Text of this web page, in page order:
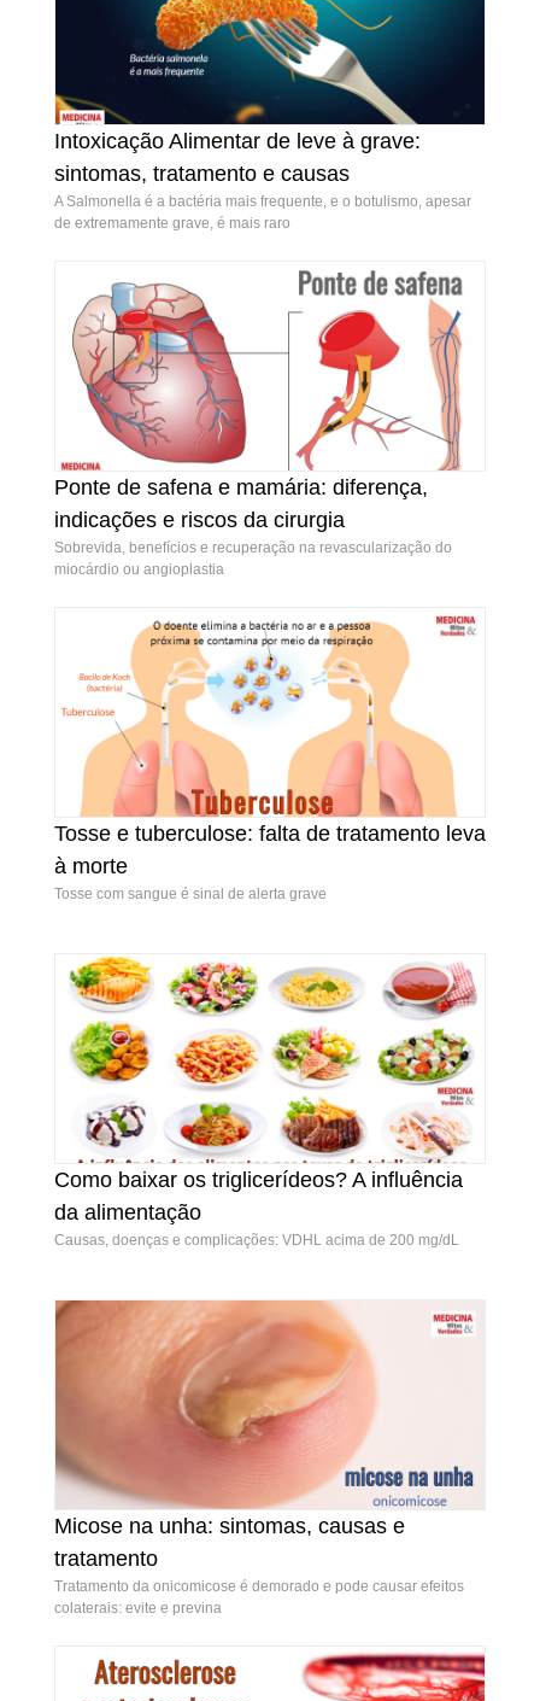
Intoxicação Alimentar de leve à grave:
sintomas, tratamento e causas
Intoxicação Alimentar de leve à grave:
sintomas, tratamento e causas
A Salmonella é a bactéria mais frequente, e o botulismo, apesar
de extremamente grave, é mais raro
Ponte de safena e mamária: diferença,
indicações e riscos da cirurgia
Ponte de safena e mamária: diferença,
indicações e riscos da cirurgia
Sobrevida, benefícios e recuperação na revascularização do
miocárdio ou angioplastia
Tosse e tuberculose: falta de tratamento leva à
morte
Tosse e tuberculose: falta de tratamento leva
à morte
Tosse com sangue é sinal de alerta grave
Como baixar os triglicerídeos? A influência da
alimentação
Como baixar os triglicerídeos? A influência
da alimentação
Causas, doenças e complicações: VDHL acima de 200 mg/dL
Micose na unha: sintomas, causas e
tratamento
Micose na unha: sintomas, causas e
tratamento
Tratamento da onicomicose é demorado e pode causar efeitos
colaterais: evite e previna